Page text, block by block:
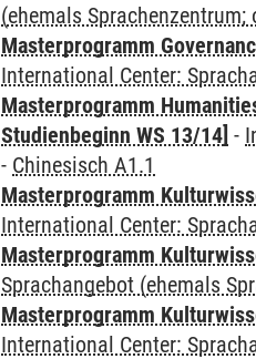
(ehemals Sprachenzentrum;
Masterprogramm
International Center:
Masterprogramm
Studienbeginn WS 13/14] -
- Chinesisch A1.1
Masterprogramm
International Center:
Masterprogramm
Sprachangebot (ehemals
Masterprogramm
International Center: